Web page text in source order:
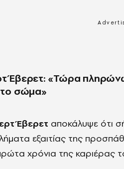
Έβερετ: «Τώρα
σώμα»
Έβερετ αποκάλυψε ότι
εξαιτίας της
χρόνια της καριέρας